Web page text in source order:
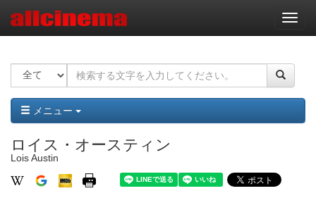
ナ
ビ
ー
ョ
ン
メニュー
ロイス・オースティン
Lois Austin